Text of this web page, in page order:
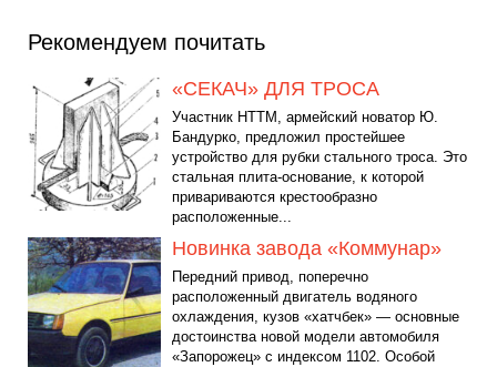
Рекомендуем почитать
«СЕКАЧ» ДЛЯ ТРОСА
Участник НТТМ, армейский новатор Ю.
Бандурко, предложил простейшее
устройство для рубки стального троса. Это
стальная плита-основание, к которой
привариваются крестообразно
расположенные...
Новинка завода «Коммунар»
Передний привод, поперечно
расположенный двигатель водяного
охлаждения, кузов «хатчбек» — основные
достоинства новой модели автомобиля
«Запорожец» с индексом 1102. Особой